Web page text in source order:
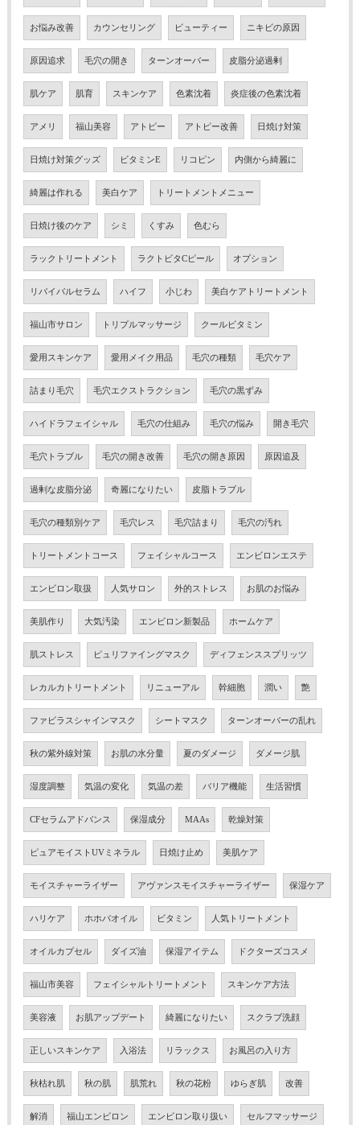
お悩み改善 カウンセリング ビューティー ニキビの原因
原因追求 毛穴の開き ターンオーバー 皮脂分泌過剰
肌ケア 肌育 スキンケア 色素沈着 炎症後の色素沈着
アメリ 福山美容 アトピー アトピー改善 日焼け対策
日焼け対策グッズ ビタミンE リコピン 内側から綺麗に
綺麗は作れる 美白ケア トリートメントメニュー
日焼け後のケア シミ くすみ 色むら
ラックトリートメント ラクトビタCピール オプション
リバイバルセラム ハイフ 小じわ 美白ケアトリートメント
福山市サロン トリプルマッサージ クールビタミン
愛用スキンケア 愛用メイク用品 毛穴の種類 毛穴ケア
詰まり毛穴 毛穴エクストラクション 毛穴の黒ずみ
ハイドラフェイシャル 毛穴の仕組み 毛穴の悩み 開き毛穴
毛穴トラブル 毛穴の開き改善 毛穴の開き原因 原因追及
過剰な皮脂分泌 奇麗になりたい 皮脂トラブル
毛穴の種類別ケア 毛穴レス 毛穴詰まり 毛穴の汚れ
トリートメントコース フェイシャルコース エンビロンエステ
エンビロン取扱 人気サロン 外的ストレス お肌のお悩み
美肌作り 大気汚染 エンビロン新製品 ホームケア
肌ストレス ピュリファイングマスク ディフェンススプリッツ
レカルカトリートメント リニューアル 幹細胞 潤い 艶
ファビラスシャインマスク シートマスク ターンオーバーの乱れ
秋の紫外線対策 お肌の水分量 夏のダメージ ダメージ肌
湿度調整 気温の変化 気温の差 バリア機能 生活習慣
CFセラムアドバンス 保湿成分 MAAs 乾燥対策
ピュアモイストUVミネラル 日焼け止め 美肌ケア
モイスチャーライザー アヴァンスモイスチャーライザー 保湿ケア
ハリケア ホホバオイル ビタミン 人気トリートメント
オイルカプセル ダイズ油 保湿アイテム ドクターズコスメ
福山市美容 フェイシャルトリートメント スキンケア方法
美容液 お肌アップデート 綺麗になりたい スクラブ洗顔
正しいスキンケア 入浴法 リラックス お風呂の入り方
秋枯れ肌 秋の肌 肌荒れ 秋の花粉 ゆらぎ肌 改善
解消 福山エンビロン エンビロン取り扱い セルフマッサージ